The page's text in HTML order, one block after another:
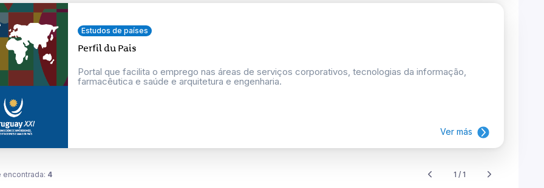
Estudos de países
Perfil du Pais
Portal que facilita o emprego nas áreas de serviços corporativos, tecnologias da informação,
farmacêutica e saúde e arquitetura e engenharia.
Ver más
encontrada: 4 1 / 1